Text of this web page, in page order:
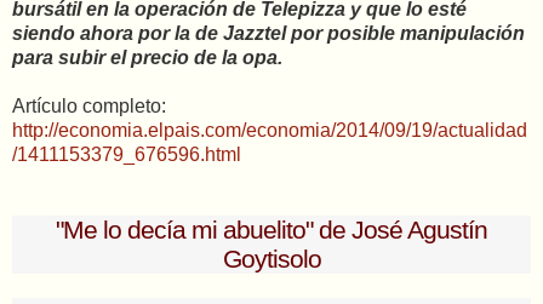
bursátil en la operación de Telepizza y que lo esté
siendo ahora por la de Jazztel por posible manipulación
para subir el precio de la opa.
Artículo completo:
http://economia.elpais.com/economia/2014/09/19/actualidad
/1411153379_676596.html
"Me lo decía mi abuelito" de José Agustín
Goytisolo